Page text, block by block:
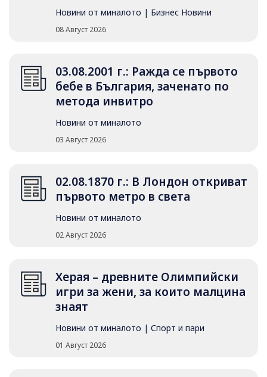
Новини от миналото | Бизнес Новини
08 Август 2026
03.08.2001 г.: Ражда се първото
бебе в България, заченато по
метода инвитро
Новини от миналото
03 Август 2026
02.08.1870 г.: В Лондон откриват
първото метро в света
Новини от миналото
02 Август 2026
Херая – древните Олимпийски
игри за жени, за които малцина
знаят
Новини от миналото | Спорт и пари
01 Август 2026